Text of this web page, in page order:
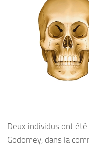
Deux individus ont
Godomey, dans la